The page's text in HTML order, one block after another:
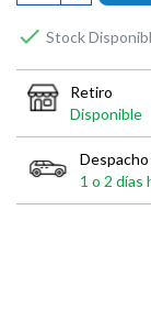
 Stock
Retiro
Disponible
Despacho
1 o 2 días